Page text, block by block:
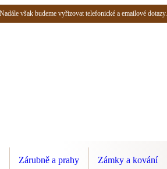
však budeme vyřizovat telefonické a emailové dotazy.
Zárubně a prahy Zámky a kování